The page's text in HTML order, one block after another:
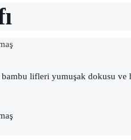
bambu lifleri yumuşak dokusu